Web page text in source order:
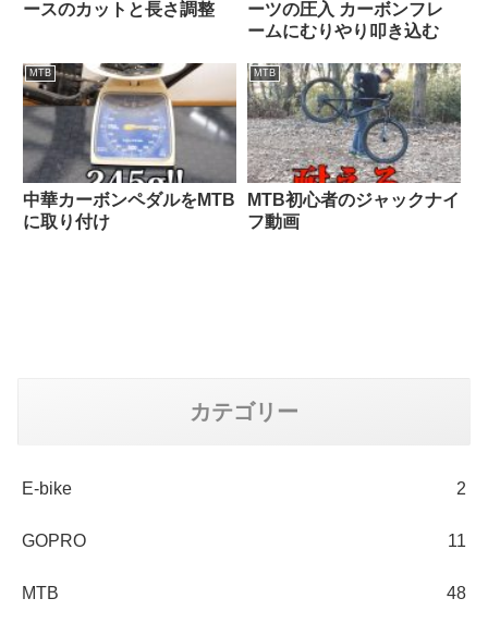
ースのカットと長さ調整
ーツの圧入 カーボンフレ
ームにむりやり叩き込む
MTB
中華カーボンペダルをMTB
に取り付け
MTB
MTB初心者のジャックナイ
フ動画
カテゴリー
E-bike 2
GOPRO 11
MTB 48